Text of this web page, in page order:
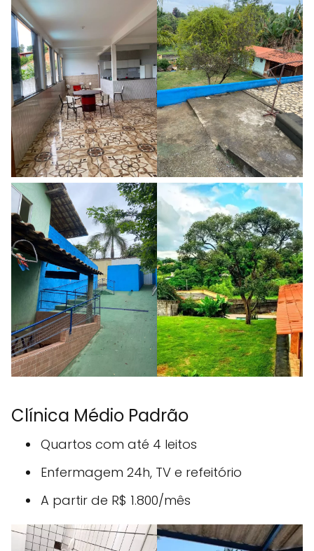
Clínica Médio Padrão
Quartos com até 4 leitos
Enfermagem 24h, TV e refeitório
A partir de R$ 1.800/mês